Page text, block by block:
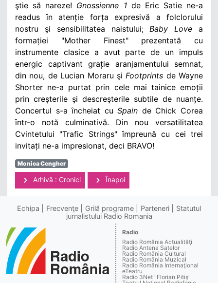
ştie să nareze! Gnossienne 1de Eric Satie ne-a
readus ȋn atenție forța expresivă a folclorului
nostru şi sensibilitatea naistului;Baby Love a
formației "Mother Finest" prezentată cu
instrumente clasice a avut parte de un impuls
energic captivant grație aranjamentului semnat,
din nou, de Lucian Moraru şiFootprints de Wayne
Shorter ne-a purtat prin cele mai tainice emoții
prin creşterile şi descreşterile subtile de nuanțe.
Concertul s-a ȋncheiat cuSpain de Chick Corea
ȋntr-o notă culminativă. Din nou versatilitatea
Cvintetului "Trafic Strings" ȋmpreună cu cei trei
invitați ne-a impresionat, deci BRAVO!
Monica Cengher
Arhivă : Cronici Înapoi
Echipa Frecvenţe Grilă programe Parteneri
Statutul
jurnalistului Radio Romania
Radio
Radio România Actualităţi
Radio Antena Satelor
Radio România Cultural
Radio România Muzical
Radio România Internaţional
eTeatru
Radio 3Net "Florian Pitiş"